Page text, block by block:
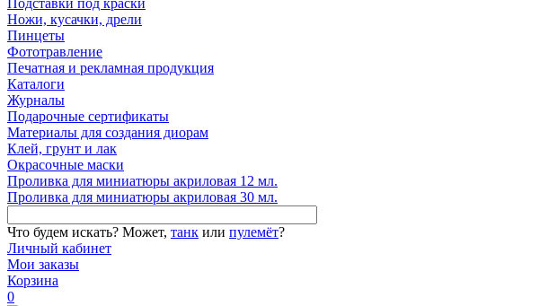
Подставки под краски
Ножи, кусачки, дрели
Пинцеты
Фототравление
Печатная и рекламная продукция
Каталоги
Журналы
Подарочные сертификаты
Материалы для создания диорам
Клей, грунт и лак
Окрасочные маски
Проливка для миниатюры акриловая 12 мл.
Проливка для миниатюры акриловая 30 мл.
Что будем искать? Может, танк или пулемёт?
Личный кабинет
Мои заказы
Корзина
0